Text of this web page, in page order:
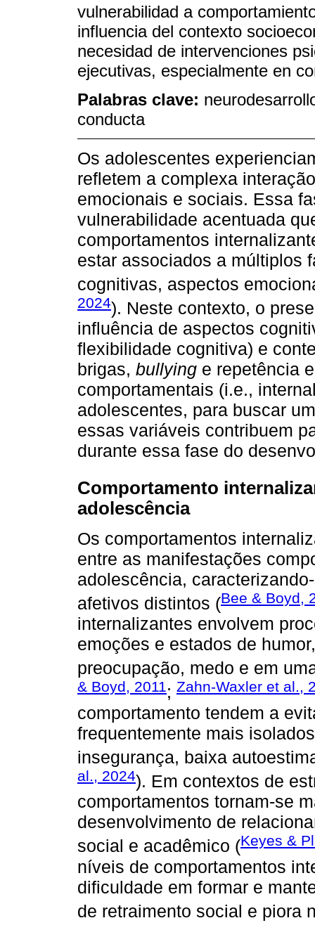
vulnerabilidad a
influencia del contexto
necesidad de intervenciones
ejecutivas, especialmente en
Palabras clave:
conducta
Os adolescentes
refletem a complexa
emocionais e sociais. Essa
vulnerabilidade acentuada
comportamentos
estar associados a múltiplos
cognitivas, aspectos
2024). Neste contexto, o
influência de aspectos
flexibilidade cognitiva) e
brigas, bullying e repetência
comportamentais (i.e.,
adolescentes, para buscar
essas variáveis contribuem
durante essa fase do
Comportamento
adolescência
Os comportamentos
entre as manifestações
adolescência,
afetivos distintos (Bee & Boyd,
internalizantes envolvem
emoções e estados de
preocupação, medo e em
& Boyd, 2011; Zahn-Waxler et al.,
comportamento tendem a
frequentemente mais
insegurança, baixa
al., 2024). Em contextos de
comportamentos tornam-se
desenvolvimento de
social e acadêmico (Keyes &
níveis de comportamentos
dificuldade em formar e
de retraimento social e piora